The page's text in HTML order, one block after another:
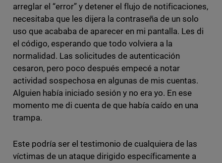
arreglar el “error” y detener el flujo de notificaciones,
necesitaba que les dijera la contraseña de un solo
uso que acababa de aparecer en mi pantalla. Les di
el código, esperando que todo volviera a la
normalidad. Las solicitudes de autenticación
cesaron, pero poco después empecé a notar
actividad sospechosa en algunas de mis cuentas.
Alguien había iniciado sesión y no era yo. En ese
momento me di cuenta de que había caído en una
trampa.
Este podría ser el testimonio de cualquiera de las
víctimas de un ataque dirigido específicamente a